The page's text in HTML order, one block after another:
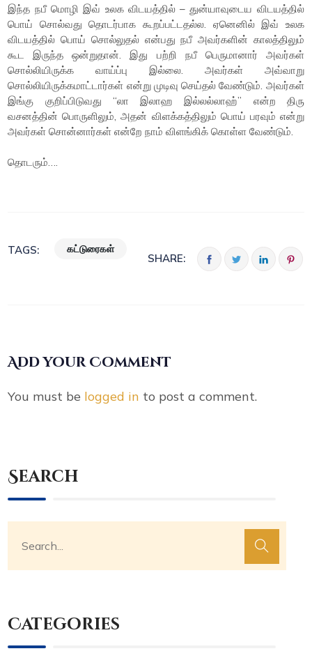
இந்த நபீ மொழி இவ் உலக விடயத்தில் – துன்யாவுடைய விடயத்தில்
பொய் சொல்வது தொடர்பாக கூறப்பட்டதல்ல. ஏனெனில் இவ் உலக
விடயத்தில் பொய் சொல்லுதல் என்பது நபீ அவர்களின் காலத்திலும்
கூட இருந்த ஒன்றுதான். இது பற்றி நபீ பெருமானார் அவர்கள்
சொல்லியிருக்க வாய்ப்பு இல்லை. அவர்கள் அவ்வாறு
சொல்லியிருக்கமாட்டார்கள் என்று முடிவு செய்தல் வேண்டும். அவர்கள்
இங்கு குறிப்பிடுவது “லா இலாஹ இல்லல்லாஹ்” என்ற திரு
வசனத்தின் பொருளிலும், அதன் விளக்கத்திலும் பொய் பரவும் என்று
அவர்கள் சொன்னார்கள் என்றே நாம் விளங்கிக் கொள்ள வேண்டும்.
தொடரும்….
TAGS: கட்டுரைகள்
SHARE:
Add your Comment
You must be logged in to post a comment.
Search
Categories